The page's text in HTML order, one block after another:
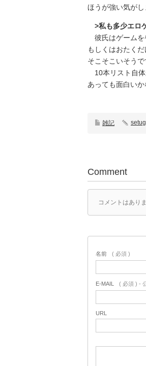
ほうが強い気が
>私も多少エロ
彼氏はゲームを
もしくはおたく
そこそこいそうで
10本リスト自体
あっても面白いか
雑記
Comment
コメントはあり
名前 ( 必須 )
E-MAIL ( 必須 ) -
URL